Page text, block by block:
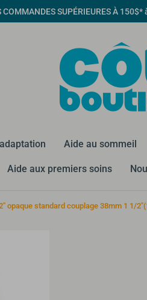
COMMANDES SUPÉRIEURES À
Aide au sommeil
Aide aux premiers soins
opaque standard couplage 38mm 1 1/